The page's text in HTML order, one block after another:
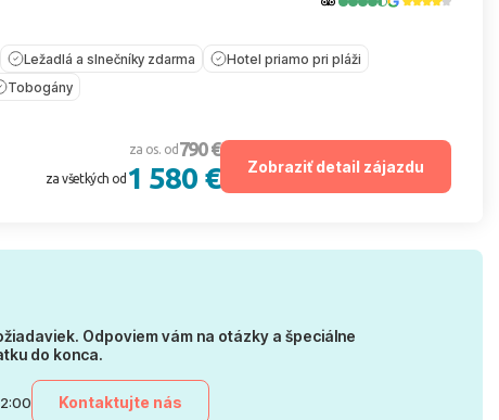
Ležadlá a slnečníky zdarma
Hotel priamo pri pláži
Tobogány
za os. od 790 €
za všetkých od 1 580 € Zobraziť detail zájazdu
Odpoviem vám na otázky a špeciálne
do konca.
Kontaktujte nás